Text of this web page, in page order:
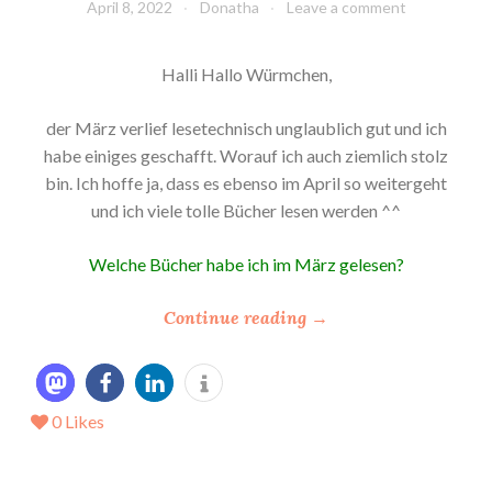
April 8, 2022 Donatha Leave a comment
Halli Hallo Würmchen,
der März verlief lesetechnisch unglaublich gut und ich
habe einiges geschafft. Worauf ich auch ziemlich stolz
bin. Ich hoffe ja, dass es ebenso im April so weitergeht
und ich viele tolle Bücher lesen werden ^^
Welche Bücher habe ich im März gelesen?
Continue reading “→
0 Likes